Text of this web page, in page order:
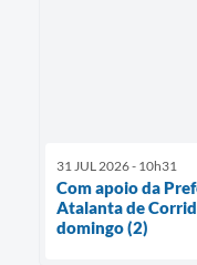
31 JUL 2026 - 10h31
Com apoio da
Atalanta de
domingo (2)